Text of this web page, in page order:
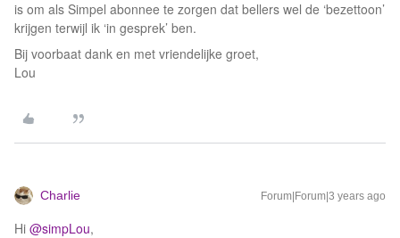
is om als Simpel abonnee te zorgen dat bellers wel de ‘bezettoon’
krijgen terwijl ik ‘in gesprek’ ben.
Bij voorbaat dank en met vriendelijke groet,
Lou
Charlie Forum|Forum|3 years ago
Hi @simpLou,